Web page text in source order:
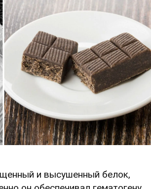
и высушенный белок,